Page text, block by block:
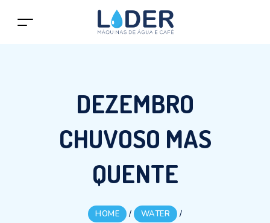
DEZEMBRO
CHUVOSO MAS
QUENTE
HOME / WATER /